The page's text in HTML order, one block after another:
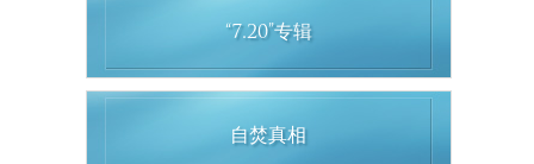
“7.20”专辑
自焚真相